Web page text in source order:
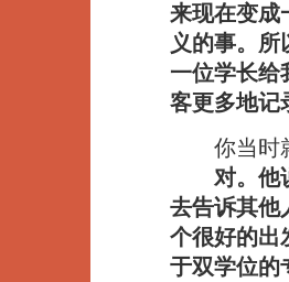
来现在变成
义的事。
一位学长给
客更多地记
你当时就
对。他
去告诉其他
个很好的出
于双学位的